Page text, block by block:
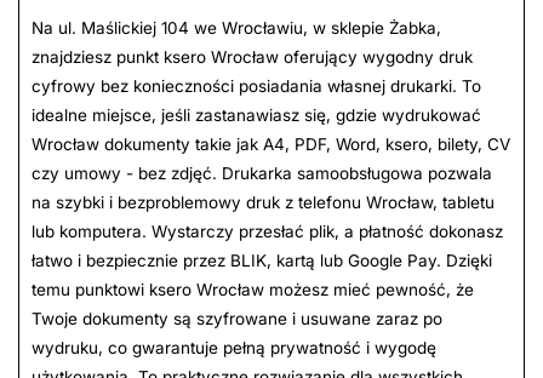
Na ul. Maślickiej 104 we Wrocławiu, w sklepie Żabka,
znajdziesz punkt ksero Wrocław oferujący wygodny druk
cyfrowy bez konieczności posiadania własnej drukarki. To
idealne miejsce, jeśli zastanawiasz się, gdzie wydrukować
Wrocław dokumenty takie jak A4, PDF, Word, ksero, bilety, CV
czy umowy - bez zdjęć. Drukarka samoobsługowa pozwala
na szybki i bezproblemowy druk z telefonu Wrocław, tabletu
lub komputera. Wystarczy przesłać plik, a płatność dokonasz
łatwo i bezpiecznie przez BLIK, kartą lub Google Pay. Dzięki
temu punktowi ksero Wrocław możesz mieć pewność, że
Twoje dokumenty są szyfrowane i usuwane zaraz po
wydruku, co gwarantuje pełną prywatność i wygodę